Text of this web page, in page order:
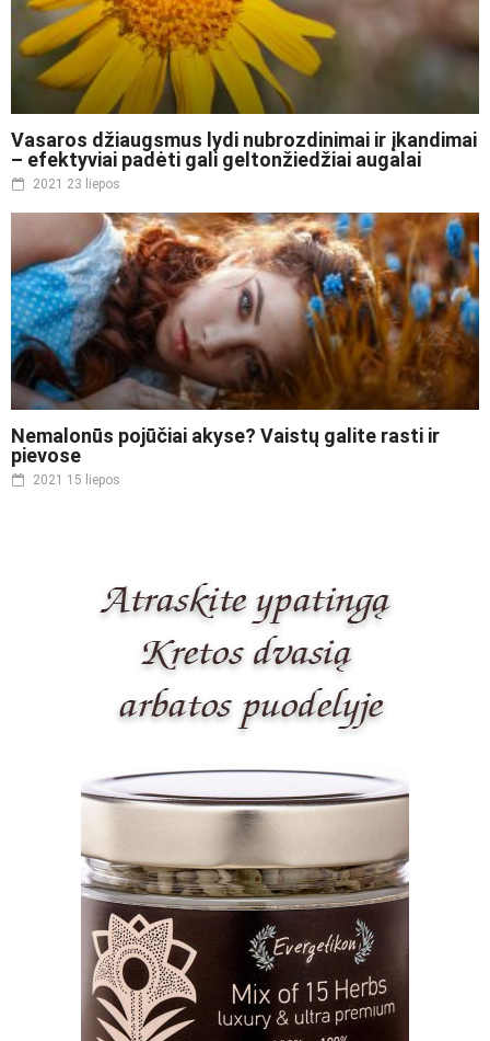
Vasaros džiaugsmus lydi nubrozdinimai ir įkandimai
– efektyviai padėti gali geltonžiedžiai augalai
2021 23 liepos
Nemalonūs pojūčiai akyse? Vaistų galite rasti ir
pievose
2021 15 liepos